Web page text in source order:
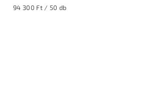
Egységár:
94 300 Ft / 50 db